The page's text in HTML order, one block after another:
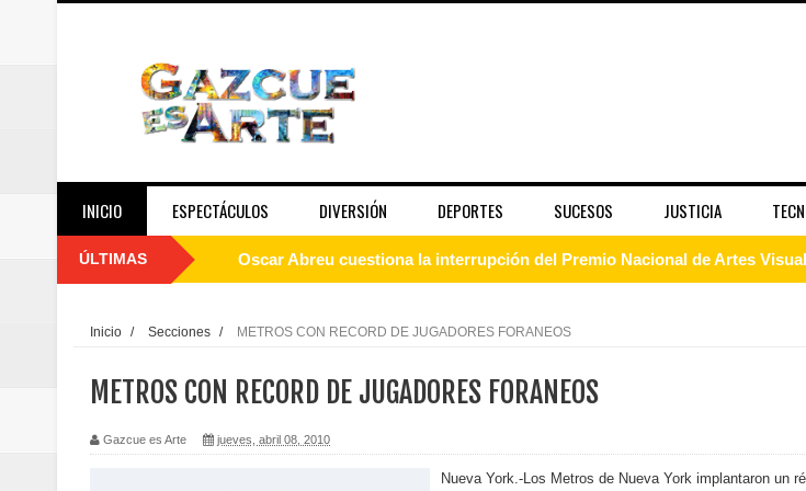
INICIO ESPECTÁCULOS DIVERSIÓN DEPORTES SUCESOS JUSTICIA
ÚLTIMAS Oscar Abreu cuestiona la interrupción del Premio Nacional de Artes
Pavel Núñez y su Bipolarband deslumbran con una noche de fusiones e
Banreservas y Banco Popular abordan retos y oportunidades del sistema
“Los Rechazados 2” llega a los cines impulsada por la franquicia
Inicio / Secciones / METROS CON RECORD DE JUGADORES FORANEOS
METROS CON RECORD DE JUGADORES FORANEOS
Gazcue es Arte jueves, abril 08, 2010
Nueva York.-Los Metros de Nueva York implantaron un